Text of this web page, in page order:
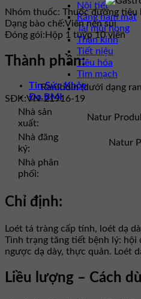
Nội tiết
Răng hàm mặt
Tai mũi họng
Thần kinh
Tiết niệu
Tiêu hóa
Tim mạch
Tin Sức Khỏe
Đo BMI
Nhóm thuốc: Thuốc đường tiêu
Dạng bào chế:Viên nén sủi
Đóng gói: Hộp 1 tuýp 10 viên
Thành phần:
Ranitidin (dưới dạng
SĐK:VN-21916-19
Nhà sản
xuất:
Natur
Nhà đăng
ký:
Natur
Nhà phân
phối:
Chỉ định:
Loét tá tràng cấp tính, loét dạ
Tình trạng tăng tiết bệnh lý: hội
ngược dạ dày, thực quản. Loét
Liều lượng – Cách